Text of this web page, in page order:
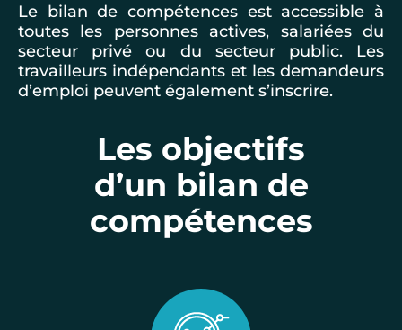
Le bilan de compétences est accessible à
toutes les personnes actives, salariées du
secteur privé ou du secteur public. Les
travailleurs indépendants et les demandeurs
d’emploi peuvent également s’inscrire.
Les objectifs
d’un bilan de
compétences